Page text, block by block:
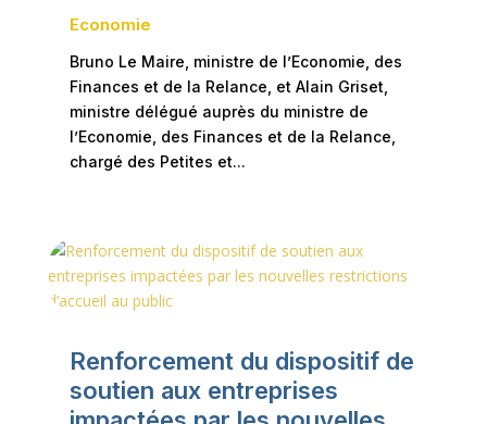
Economie
Bruno Le Maire, ministre de l’Economie, des
Finances et de la Relance, et Alain Griset,
ministre délégué auprès du ministre de
l’Economie, des Finances et de la Relance,
chargé des Petites et...
Renforcement du dispositif de
soutien aux entreprises